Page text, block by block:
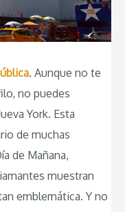
. Aunque no te
no puedes
York. Esta
de muchas
de Mañana,
muestran
emblemática. Y no